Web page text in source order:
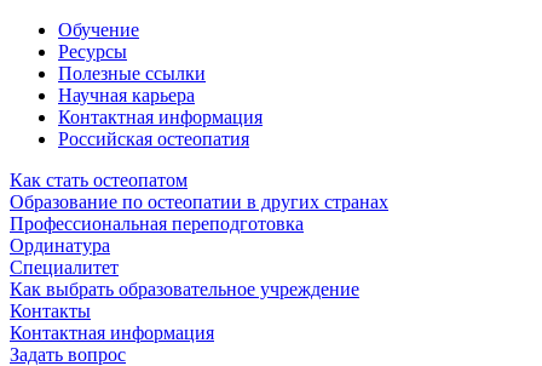
Обучение
Ресурсы
Полезные ссылки
Научная карьера
Контактная информация
Российская остеопатия
Как стать остеопатом
Образование по остеопатии в других странах
Профессиональная переподготовка
Ординатура
Специалитет
Как выбрать образовательное учреждение
Контакты
Контактная информация
Задать вопрос